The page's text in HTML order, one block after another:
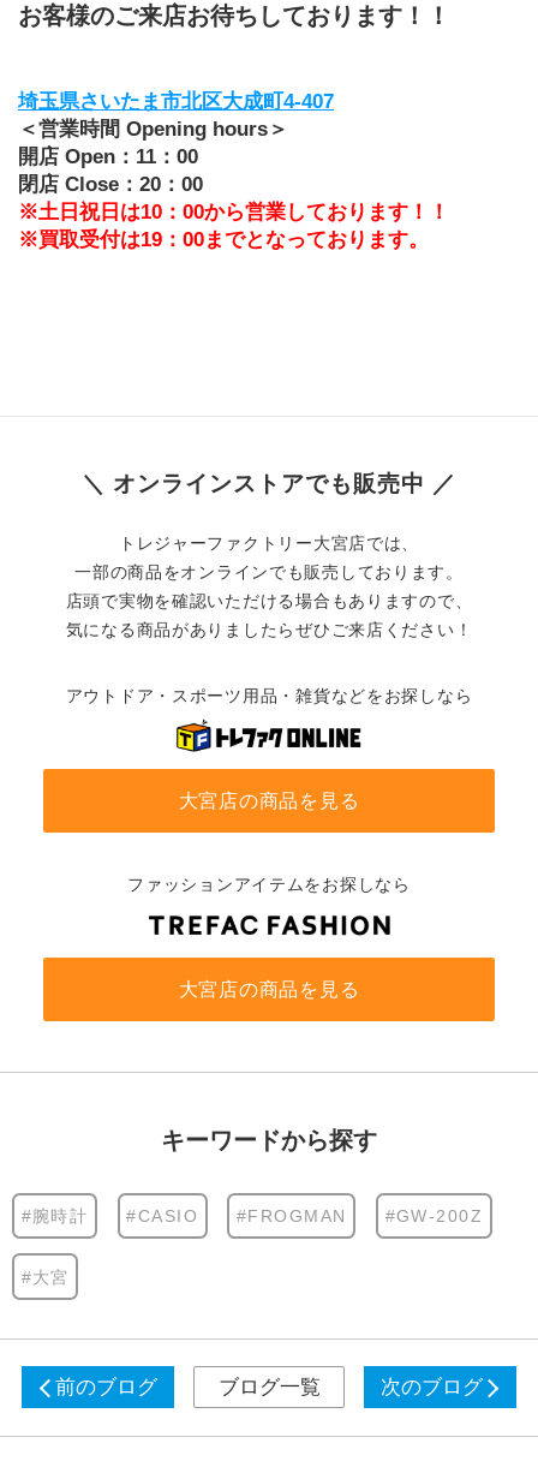
お客様のご来店お待ちしております！！
埼玉県さいたま市北区大成町4-407
＜営業時間 Opening hours＞
開店 Open：11：00
閉店 Close：20：00
※土日祝日は10：00から営業しております！！
※買取受付は19：00までとなっております。
＼ オンラインストアでも販売中 ／
トレジャーファクトリー大宮店では、
一部の商品をオンラインでも販売しております。
店頭で実物を確認いただける場合もありますので、
気になる商品がありましたらぜひご来店ください！
アウトドア・スポーツ用品・雑貨などをお探しなら
大宮店の商品を見る
ファッションアイテムをお探しなら
大宮店の商品を見る
キーワードから探す
#腕時計 #CASIO #FROGMAN #GW-200Z
#大宮
前のブログ ブログ一覧 次のブログ